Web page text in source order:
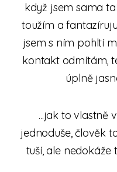
když jsem sama
toužím a
jsem s ním pohltí
kontakt odmítám,
úplně
...jak to vlastně
jednoduše, člověk
tuší, ale nedokáže